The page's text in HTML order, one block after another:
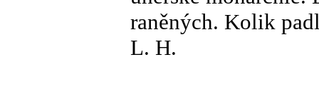
raněných. Kolik
L. H.